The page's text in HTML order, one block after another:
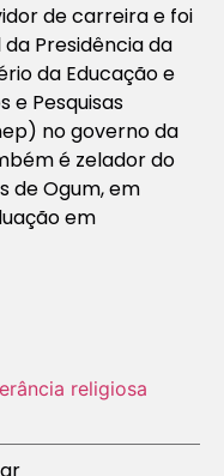
de carreira e foi
Presidência da
da Educação e
e Pesquisas
no governo da
é zelador do
de Ogum, em
em
religiosa